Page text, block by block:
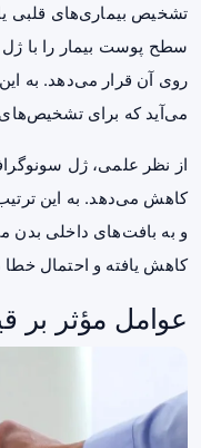
تشخیص بیماری‌های قلبی یا
سطح پوست بیمار را با
روی آن قرار می‌دهد. به
می‌آید که برای
از نظر علمی، ژل
کاهش می‌دهد. به این ترتیب
و به بافت‌های داخلی بدن
کاهش یافته و احتمال
عوامل مؤثر بر